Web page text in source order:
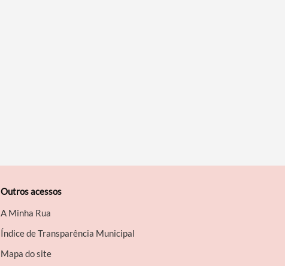
Outros acessos
A Minha Rua
Índice de Transparência Municipal
Mapa do site